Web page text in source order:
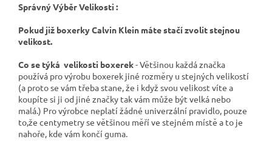
Správný Výběr Velikosti :
Pokud již boxerky Calvin Klein máte stačí zvolit stejnou
velikost.
Co se týká velikosti boxerek- Většinou každá značka
používá pro výrobu boxerek jiné rozměry u stejných velikostí
(a proto se vám třeba stane, že i když svou velikost víte a
koupíte si ji od jiné značky tak vám může být velká nebo
malá.) Pro výrobce neplatí žádné univerzální pravidlo, pouze
to,že centymetry se většinou měří ve stejném místě a to je
nahoře, kde vám končí guma.